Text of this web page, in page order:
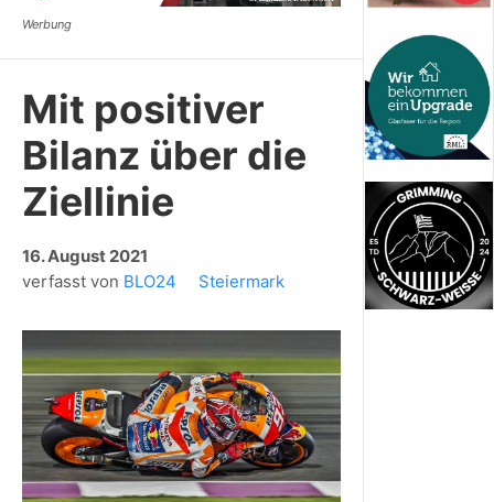
Mit positiver
Bilanz über die
Ziellinie
16. August 2021
verfasst von BLO24 Steiermark